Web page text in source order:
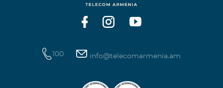
100 info@telecomarmenia.am